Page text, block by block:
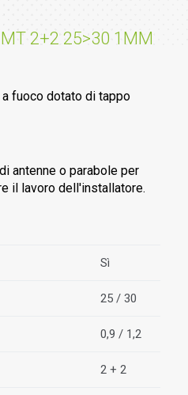
2+2 25>30 1MM
fuoco dotato di tappo
antenne o parabole per
il lavoro dell'installatore.
Sì
25 / 30
0,9 / 1,2
2 + 2